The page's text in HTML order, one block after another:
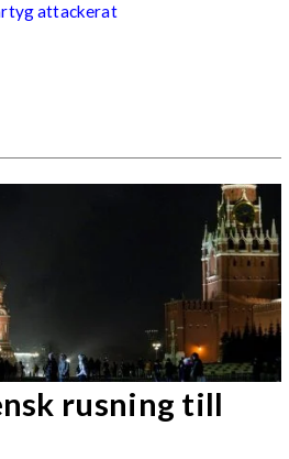
attackerat
rusning till